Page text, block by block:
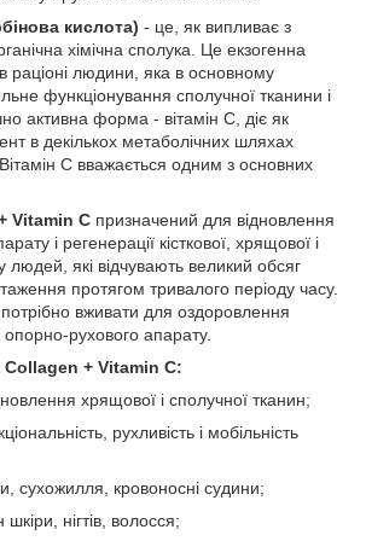
кислота) - це, як випливає з
хімічна сполука. Це екзогенна
раціоні людини, яка в основному
функціонування сполучної тканини і
активна форма - вітамін С, діє як
в декількох метаболічних шляхах
С вважається одним з основних
Vitamin C призначений для відновлення
і регенерації кісткової, хрящової і
людей, які відчувають великий обсяг
протягом тривалого періоду часу.
вживати для оздоровлення
опорно-рухового апарату.
+ Vitamin C:
хрящової і сполучної тканин;
рухливість і мобільність
сухожилля, кровоносні судини;
нігтів, волосся;